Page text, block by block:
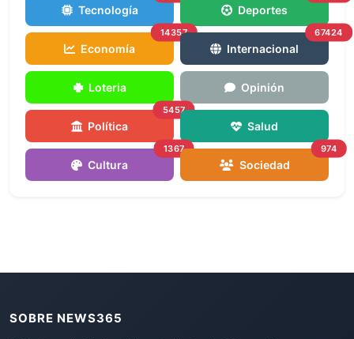
Tecnología Deportes
Economía
14357
Internacional
67424
Loteria Opinión
Política
5457
Salud
Cultura
1367
Sociedad
974
SOBRE NEWS365